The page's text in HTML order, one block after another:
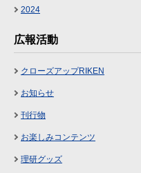
2024
広報活動
クローズアップRIKEN
お知らせ
刊行物
お楽しみコンテンツ
理研グッズ